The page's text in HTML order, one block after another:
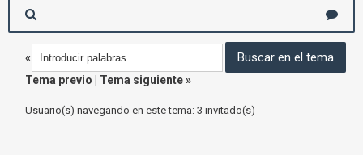
«
Tema previo
Tema siguiente»
Usuario(s) navegando en este tema: 3 invitado(s)